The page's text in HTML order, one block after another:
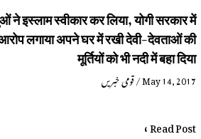
ने इस्लाम स्वीकार कर लिया, योगी सरकार में
लगाया अपने घर में रखी देवी-देवताओं की
मूर्तियों को भी नदी में बहा दिया
قومی خبریں/May 14, 2017
Read Post »